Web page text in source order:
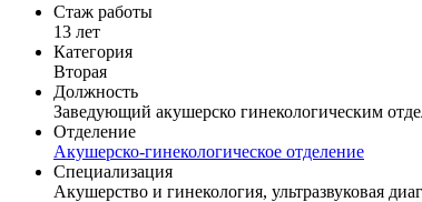
Стаж работы
13 лет
Категория
Вторая
Должность
Заведующий акушерско гинекологическим
Отделение
Акушерско-гинекологическое отделение
Специализация
Акушерство и гинекология, ультразвуковая